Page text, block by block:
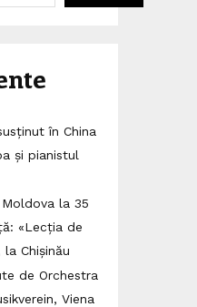
în China
și pianistul
la 35
«Lecția de
Chișinău
de Orchestra
Viena